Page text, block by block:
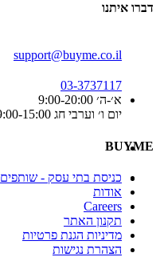
דברו איתנו
support@buyme.co.il
03-3737117
א׳-ה׳ 9:00-20:00
יום ו׳ וערבי חג 9:00-15:00
BUYME
כניסת בתי עסק - שותפים
אודות
Careers
תקנון האתר
מדיניות הגנת פרטיות
הצהרת נגישות